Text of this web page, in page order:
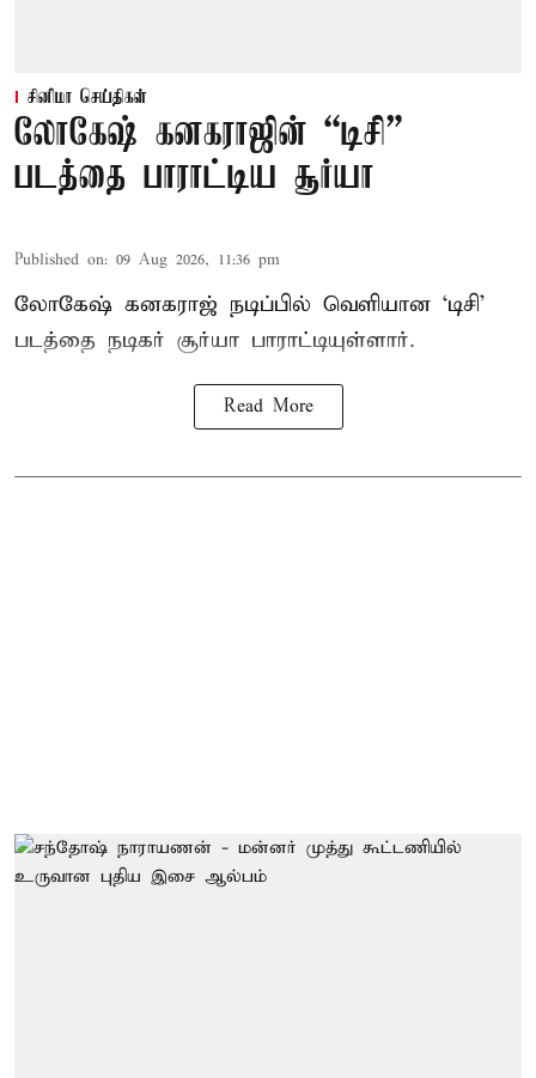
சினிமா செய்திகள்
லோகேஷ் கனகராஜின் “டிசி”
படத்தை பாராட்டிய சூர்யா
Published on: 09 Aug 2026, 11:36 pm
லோகேஷ் கனகராஜ் நடிப்பில் வெளியான ‘டிசி’
படத்தை நடிகர் சூர்யா பாராட்டியுள்ளார்.
Read More